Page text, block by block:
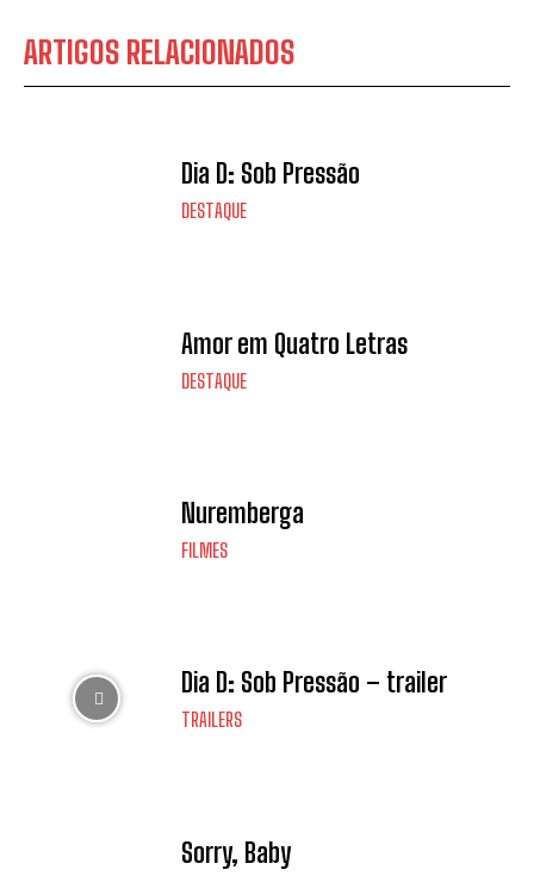
ARTIGOS RELACIONADOS
Dia D: Sob Pressão
DESTAQUE
Amor em Quatro Letras
DESTAQUE
Nuremberga
FILMES
Dia D: Sob Pressão – trailer
TRAILERS
Sorry, Baby